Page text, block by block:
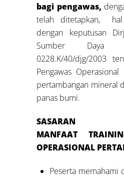
bagi pengawas,
telah ditetapkan,
dengan keputusan
Sumber Daya
0228.K/40/djg/2003
Pengawas
pertambangan mineral
panas bumi.
MANFAAT
OPERASIONAL
Peserta memahami